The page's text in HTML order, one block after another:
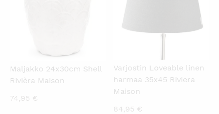
Maljakko 24x30cm Shell
Rivièra Maison
74,95 €
Varjostin Loveable linen
harmaa 35x45 Riviera
Maison
84,95 €